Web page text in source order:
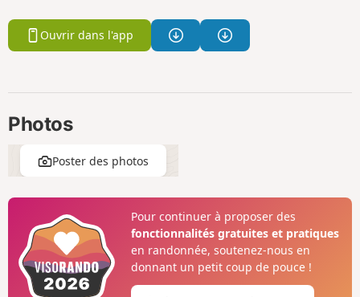
Ouvrir dans l'app
Photos
Poster des photos
Pour continuer à proposer des
fonctionnalités gratuites et pratiques
en randonnée, soutenez-nous en
donnant un petit coup de pouce !